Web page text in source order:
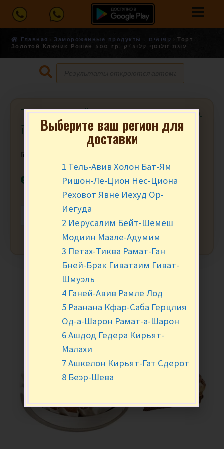
Главная Замороженные продукты - קפואים
Торт
Золотой Ключик Рошен 500 гр. עוגת זולוטןי קלוצ’יק
Торт Золотой Ключик Рошен 500 гр.
עוגת זולוטןי קלוצ’יק
₪
В наличии
+
Выберите ваш регион для
доставки
1 Тель-Авив Холон Бат-Ям
Ришон-Ле-Цион Нес-Циона
Реховот Явне Иехуд Ор-
Иегуда
2 Иерусалим Бейт-Шемеш
Модиин Маале-Адумим
3 Петах-Тиква Рамат-Ган
Бней-Брак Гиватаим Гиват-
Шмуэль
4 Ганей-Авив Рамле Лод
5 Раанана Кфар-Саба Герцлия
Од-а-Шарон Рамат-а-Шарон
6 Ашдод Гедера Кирьят-
Малахи
7 Ашкелон Кирьят-Гат Сдерот
8 Беэр-Шева